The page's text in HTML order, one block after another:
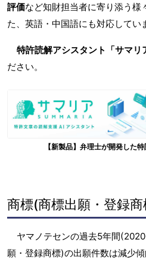
評価など知財担当者に寄り添う様
た、英語・中国語にも対応してい
特許読解アシスタント「サマリ
ださい。
【新製品】弁理士が開発した
商標(商標出願・登録
ヤマノテセンの過去5年間
願・登録商標)の出願件数は減少